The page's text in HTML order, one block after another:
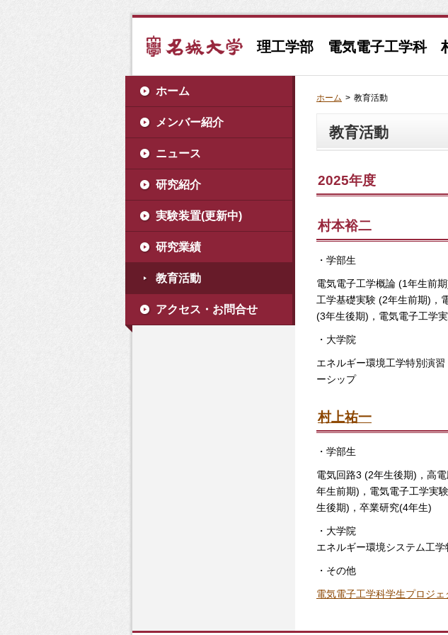
理工学部 電気電子工学科
ホーム
メンバー紹介
ニュース
研究紹介
実験装置(更新中)
研究業績
教育活動
アクセス・お問合せ
ホーム > 教育活動
教育活動
2025年度
村本裕二
・学部生
電気電子工学概論 (1年生前
工学基礎実験 (2年生前期)，
(3年生後期)，電気電子工学
・大学院
エネルギー環境工学特別演
ーシップ
村上祐一
・学部生
電気回路3 (2年生後期)，高
年生前期)，電気電子工学実
生後期)，卒業研究(4年生)
・大学院
エネルギー環境システム工学
・その他
電気電子工学科学生プロジェ